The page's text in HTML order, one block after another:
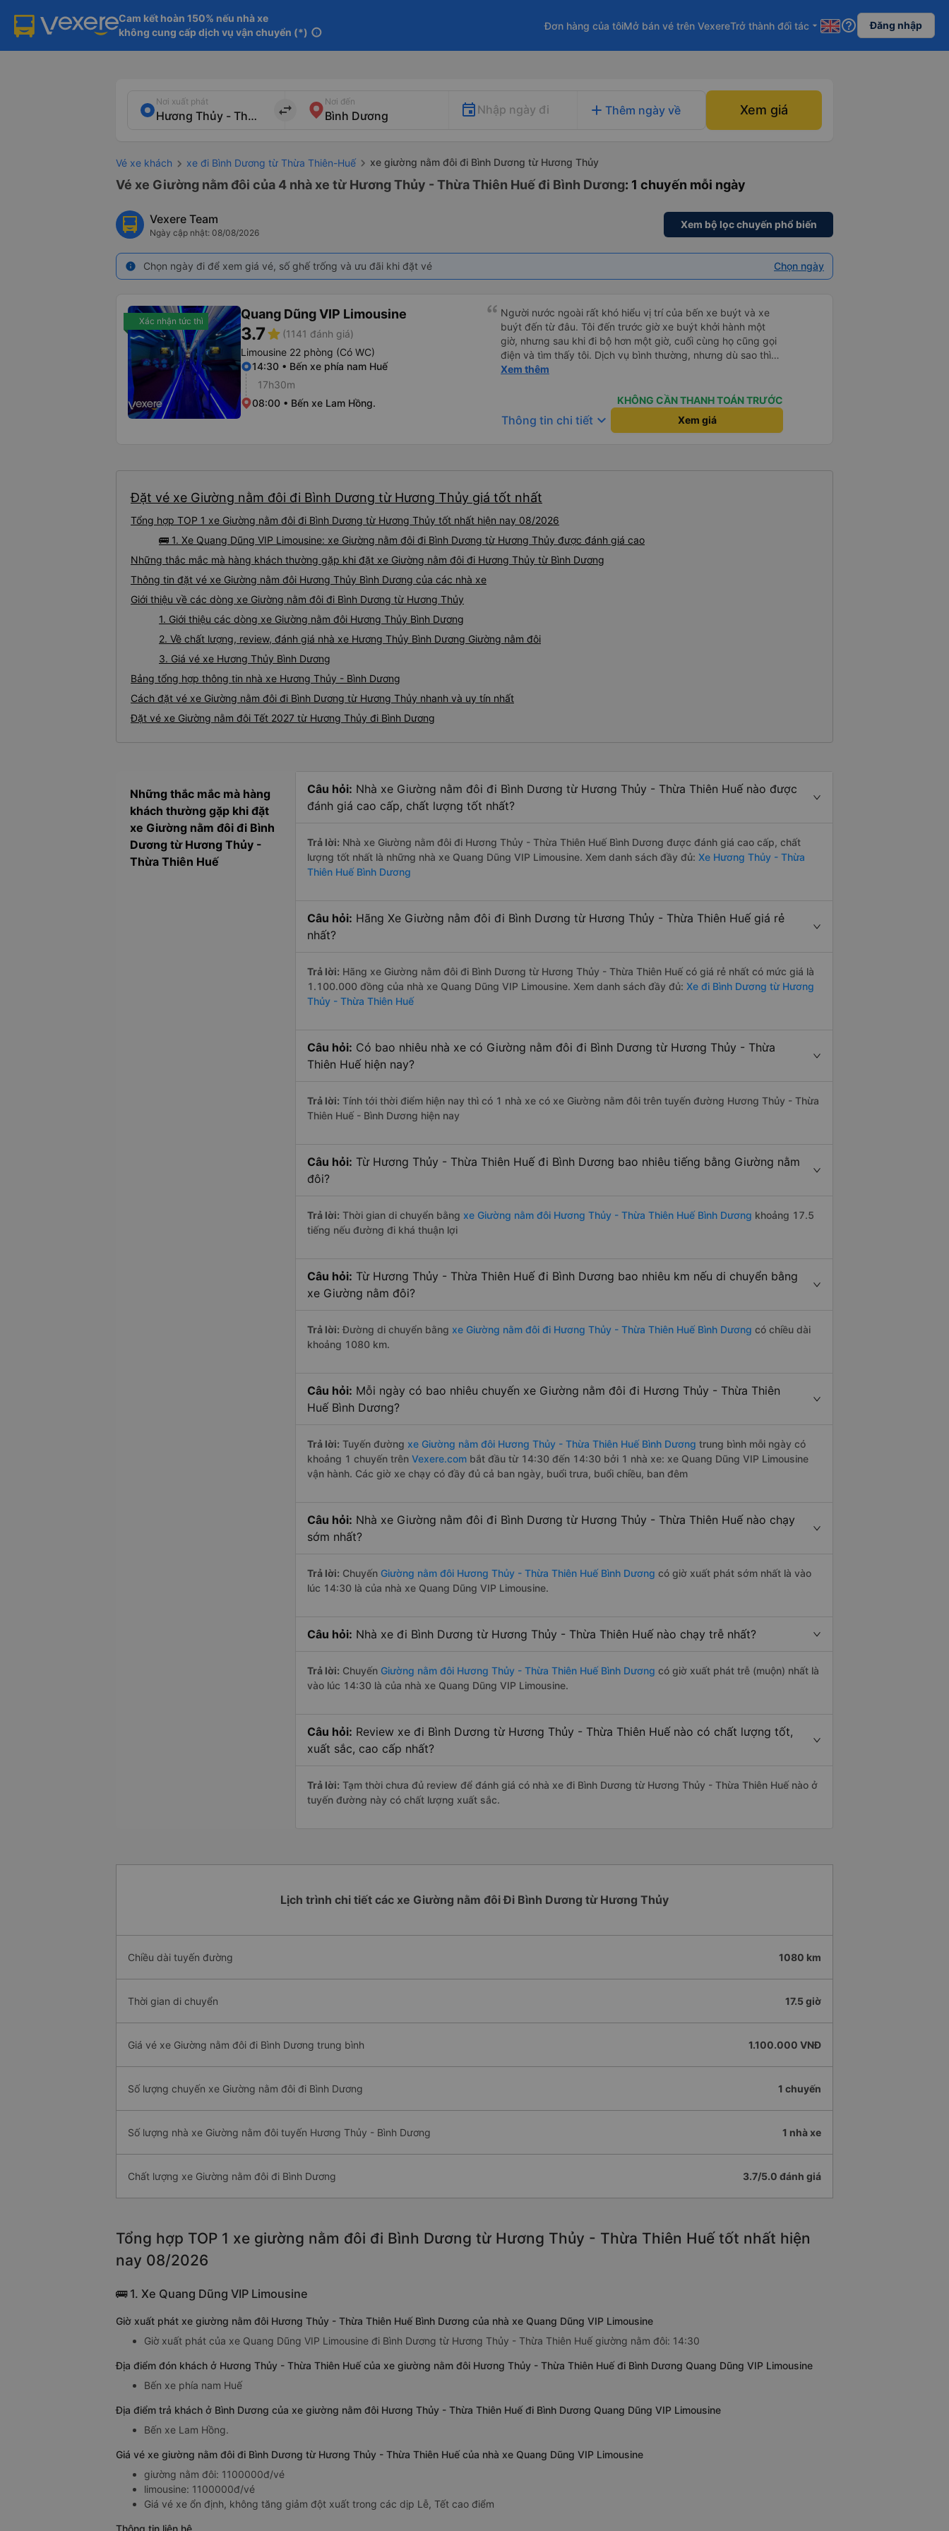
Cam kết hoàn 150% nếu nhà xe
không cung cấp dịch vụ vận chuyển (*) info
Đơn hàng của tôiMở bán vé trên VexereTrở thành đối tác arrow_drop_down help_outline Đăng nhập
Nơi xuất phát
import_export
Nơi đến
Nhập ngày đi add Thêm ngày về Xem giá
Vé xe khách xe đi Bình Dương từ Thừa Thiên-Huế xe giường nằm đôi đi Bình Dương từ Hương Thủy
Vé xe Giường nằm đôi của 4 nhà xe từ Hương Thủy - Thừa Thiên Huế đi Bình Dương: 1 chuyến mỗi ngày
Vexere Team
Ngày cập nhật: 08/08/2026
Xem bộ lọc chuyến phổ biến
info Chọn ngày đi để xem giá vé, số ghế trống và ưu đãi khi đặt vé Chọn ngày
Xác nhận tức thì Quang Dũng VIP Limousine
3.7star (1141 đánh giá)
Limousine 22 phòng (Có WC)
14:30 • Bến xe phía nam Huế
17h30m
08:00 • Bến xe Lam Hồng.
Người nước ngoài rất khó hiểu vị trí của bến xe buýt và xe
buýt đến từ đâu. Tôi đến trước giờ xe buýt khởi hành một
giờ, nhưng sau khi đi bộ hơn một giờ, cuối cùng họ cũng gọi
điện và tìm thấy tôi. Dịch vụ bình thường, nhưng dù sao thì
tôi ngủ ngon hơn ở khách sạn vì tôi rất thoải mái. Sẽ tuyệt
cho điểm tối đa. Cảm ơn bạn rất nhiều.
Xem thêm
KHÔNG CẦN THANH TOÁN TRƯỚC
Thông tin chi tiết keyboard_arrow_down Xem giá
Đặt vé xe Giường nằm đôi đi Bình Dương từ Hương Thủy giá tốt nhất
Tổng hợp TOP 1 xe Giường nằm đôi đi Bình Dương từ Hương Thủy tốt nhất hiện nay 08/2026
🚌 1. Xe Quang Dũng VIP Limousine: xe Giường nằm đôi đi Bình Dương từ Hương Thủy được đánh giá cao
Những thắc mắc mà hàng khách thường gặp khi đặt xe Giường nằm đôi đi Hương Thủy từ Bình Dương
Thông tin đặt vé xe Giường nằm đôi Hương Thủy Bình Dương của các nhà xe
Giới thiệu về các dòng xe Giường nằm đôi đi Bình Dương từ Hương Thủy
1. Giới thiệu các dòng xe Giường nằm đôi Hương Thủy Bình Dương
2. Về chất lượng, review, đánh giá nhà xe Hương Thủy Bình Dương Giường nằm đôi
3. Giá vé xe Hương Thủy Bình Dương
Bảng tổng hợp thông tin nhà xe Hương Thủy - Bình Dương
Cách đặt vé xe Giường nằm đôi đi Bình Dương từ Hương Thủy nhanh và uy tín nhất
Đặt vé xe Giường nằm đôi Tết 2027 từ Hương Thủy đi Bình Dương
Những thắc mắc mà hàng
khách thường gặp khi đặt
xe Giường nằm đôi đi Bình
Dương từ Hương Thủy -
Thừa Thiên Huế
Câu hỏi: Nhà xe Giường nằm đôi đi Bình Dương từ Hương Thủy - Thừa Thiên Huế nào được
đánh giá cao cấp, chất lượng tốt nhất?
Trả lời: Nhà xe Giường nằm đôi đi Hương Thủy - Thừa Thiên Huế Bình Dương được đánh giá cao cấp, chất
lượng tốt nhất là những nhà xe Quang Dũng VIP Limousine. Xem danh sách đầy đủ: Xe Hương Thủy - Thừa
Thiên Huế Bình Dương
Câu hỏi: Hãng Xe Giường nằm đôi đi Bình Dương từ Hương Thủy - Thừa Thiên Huế giá rẻ
nhất?
Trả lời: Hãng xe Giường nằm đôi đi Bình Dương từ Hương Thủy - Thừa Thiên Huế có giá rẻ nhất có mức giá là
1.100.000 đồng của nhà xe Quang Dũng VIP Limousine. Xem danh sách đầy đủ: Xe đi Bình Dương từ Hương
Thủy - Thừa Thiên Huế
Câu hỏi: Có bao nhiêu nhà xe có Giường nằm đôi đi Bình Dương từ Hương Thủy - Thừa
Thiên Huế hiện nay?
Trả lời: Tính tới thời điểm hiện nay thì có 1 nhà xe có xe Giường nằm đôi trên tuyến đường Hương Thủy - Thừa
Thiên Huế - Bình Dương hiện nay
Câu hỏi: Từ Hương Thủy - Thừa Thiên Huế đi Bình Dương bao nhiêu tiếng bằng Giường nằm
đôi?
Trả lời: Thời gian di chuyển bằng xe Giường nằm đôi Hương Thủy - Thừa Thiên Huế Bình Dương khoảng 17.5
tiếng nếu đường đi khá thuận lợi
Câu hỏi: Từ Hương Thủy - Thừa Thiên Huế đi Bình Dương bao nhiêu km nếu di chuyển bằng
xe Giường nằm đôi?
Trả lời: Đường di chuyển bằng xe Giường nằm đôi đi Hương Thủy - Thừa Thiên Huế Bình Dương có chiều dài
khoảng 1080 km.
Câu hỏi: Mỗi ngày có bao nhiêu chuyến xe Giường nằm đôi đi Hương Thủy - Thừa Thiên
Huế Bình Dương?
Trả lời: Tuyến đường xe Giường nằm đôi Hương Thủy - Thừa Thiên Huế Bình Dương trung bình mỗi ngày có
khoảng 1 chuyến trên Vexere.com bắt đầu từ 14:30 đến 14:30 bởi 1 nhà xe: xe Quang Dũng VIP Limousine
vận hành. Các giờ xe chạy có đầy đủ cả ban ngày, buổi trưa, buổi chiều, ban đêm
Câu hỏi: Nhà xe Giường nằm đôi đi Bình Dương từ Hương Thủy - Thừa Thiên Huế nào chạy
sớm nhất?
Trả lời: Chuyến Giường nằm đôi Hương Thủy - Thừa Thiên Huế Bình Dương có giờ xuất phát sớm nhất là vào
lúc 14:30 là của nhà xe Quang Dũng VIP Limousine.
Câu hỏi: Nhà xe đi Bình Dương từ Hương Thủy - Thừa Thiên Huế nào chạy trễ nhất?
Trả lời: Chuyến Giường nằm đôi Hương Thủy - Thừa Thiên Huế Bình Dương có giờ xuất phát trễ (muộn) nhất là
vào lúc 14:30 là của nhà xe Quang Dũng VIP Limousine.
Câu hỏi: Review xe đi Bình Dương từ Hương Thủy - Thừa Thiên Huế nào có chất lượng tốt,
xuất sắc, cao cấp nhất?
Trả lời: Tạm thời chưa đủ review để đánh giá có nhà xe đi Bình Dương từ Hương Thủy - Thừa Thiên Huế nào ở
tuyến đường này có chất lượng xuất sắc.
Lịch trình chi tiết các xe Giường nằm đôi Đi Bình Dương từ Hương Thủy
Chiều dài tuyến đường 1080 km
Thời gian di chuyển 17.5 giờ
Giá vé xe Giường nằm đôi đi Bình Dương trung bình 1.100.000 VNĐ
Số lượng chuyến xe Giường nằm đôi đi Bình Dương 1 chuyến
Số lượng nhà xe Giường nằm đôi tuyến Hương Thủy - Bình Dương 1 nhà xe
Chất lượng xe Giường nằm đôi đi Bình Dương 3.7/5.0 đánh giá
Tổng hợp TOP 1 xe giường nằm đôi đi Bình Dương từ Hương Thủy - Thừa Thiên Huế tốt nhất hiện
nay 08/2026
🚌 1. Xe Quang Dũng VIP Limousine
Giờ xuất phát xe giường nằm đôi Hương Thủy - Thừa Thiên Huế Bình Dương của nhà xe Quang Dũng VIP Limousine
Giờ xuất phát của xe Quang Dũng VIP Limousine đi Bình Dương từ Hương Thủy - Thừa Thiên Huế giường nằm đôi: 14:30
Địa điểm đón khách ở Hương Thủy - Thừa Thiên Huế của xe giường nằm đôi Hương Thủy - Thừa Thiên Huế đi Bình Dương Quang Dũng VIP Limousine
Bến xe phía nam Huế
Địa điểm trả khách ở Bình Dương của xe giường nằm đôi Hương Thủy - Thừa Thiên Huế đi Bình Dương Quang Dũng VIP Limousine
Bến xe Lam Hồng.
Giá vé xe giường nằm đôi đi Bình Dương từ Hương Thủy - Thừa Thiên Huế của nhà xe Quang Dũng VIP Limousine
giường nằm đôi: 1100000đ/vé
limousine: 1100000đ/vé
Giá vé xe ổn định, không tăng giảm đột xuất trong các dịp Lễ, Tết cao điểm